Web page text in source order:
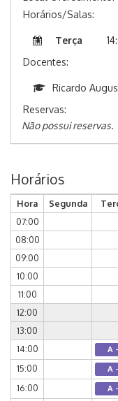
Horários/Salas:
Terça
Docentes:
Ricardo
Reservas:
Não possui reservas.
Horários
Hora Segunda
07:00
08:00
09:00
10:00
11:00
12:00
13:00
14:00
A -
15:00 A -
16:00 A -